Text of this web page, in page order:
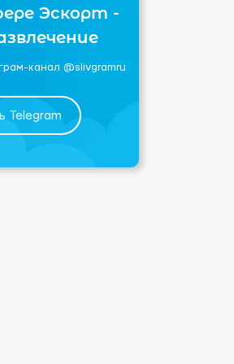
Эскорт -
канал @slivgramru
Telegram